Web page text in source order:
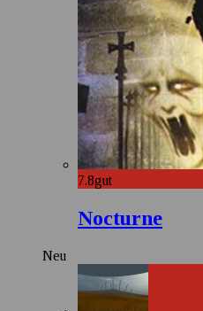
7.8gut
Nocturne
Neu